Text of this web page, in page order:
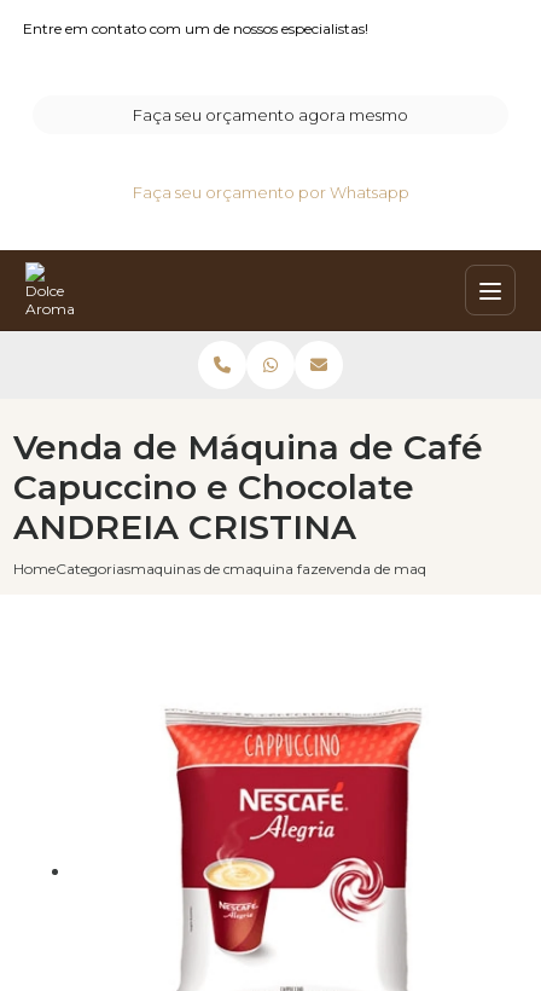
Entre em contato com um de nossos especialistas!
Faça seu orçamento agora mesmo
Faça seu orçamento por Whatsapp
HomeCategoriasmaquinas de cafe capuccinomaquina fazer cafe expresso capuccino
venda de maquina de cafe
Venda de Máquina de Café
Capuccino e Chocolate
ANDREIA CRISTINA